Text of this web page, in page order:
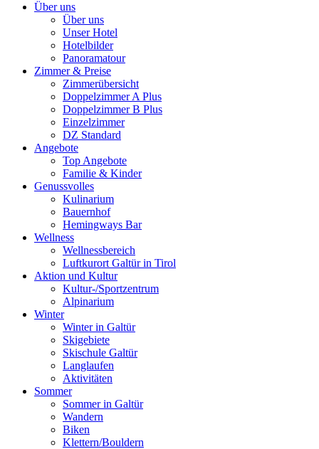
Über uns
Über uns
Unser Hotel
Hotelbilder
Panoramatour
Zimmer & Preise
Zimmerübersicht
Doppelzimmer A Plus
Doppelzimmer B Plus
Einzelzimmer
DZ Standard
Angebote
Top Angebote
Familie & Kinder
Genussvolles
Kulinarium
Bauernhof
Hemingways Bar
Wellness
Wellnessbereich
Luftkurort Galtür in Tirol
Aktion und Kultur
Kultur-/Sportzentrum
Alpinarium
Winter
Winter in Galtür
Skigebiete
Skischule Galtür
Langlaufen
Aktivitäten
Sommer
Sommer in Galtür
Wandern
Biken
Klettern/Bouldern